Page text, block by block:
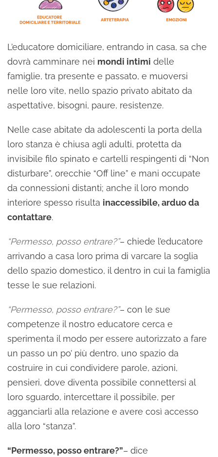
L’educatore domiciliare, entrando in casa, sa che
dovrà camminare nei mondi intimi delle
famiglie, tra presente e passato, e muoversi
nelle loro vite, nello spazio privato abitato da
aspettative, bisogni, paure, resistenze.
Nelle case abitate da adolescenti la porta della
loro stanza è chiusa agli adulti, protetta da
invisibile filo spinato e cartelli respingenti di “Non
disturbare”, orecchie “Off line” e mani occupate
da connessioni distanti; anche il loro mondo
interiore spesso risulta inaccessibile, arduo da
contattare.
“Permesso, posso entrare?”– chiede l’educatore
arrivando a casa loro prima di varcare la soglia
dello spazio domestico, il dentro in cui la famiglia
tesse le sue relazioni.
“Permesso, posso entrare?”– con le sue
competenze il nostro educatore cerca e
sperimenta il modo per essere autorizzato a fare
un passo un po’ più dentro, uno spazio da
costruire in cui condividere parole, azioni,
pensieri, dove diventa possibile connettersi al
loro sguardo, intercettare il possibile, per
agganciarli alla relazione e avere così accesso
alla loro “stanza”.
“Permesso, posso entrare?”– dice